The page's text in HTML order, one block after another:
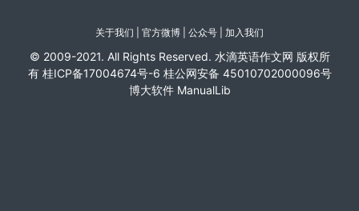
关于我们 官方微博 | 公众号 | 加入我们
© 2009-2021. All Rights Reserved. 水滴英语作文网 版权所
有 桂ICP备17004674号-6 桂公网安备 45010702000096号
博大软件 ManualLib